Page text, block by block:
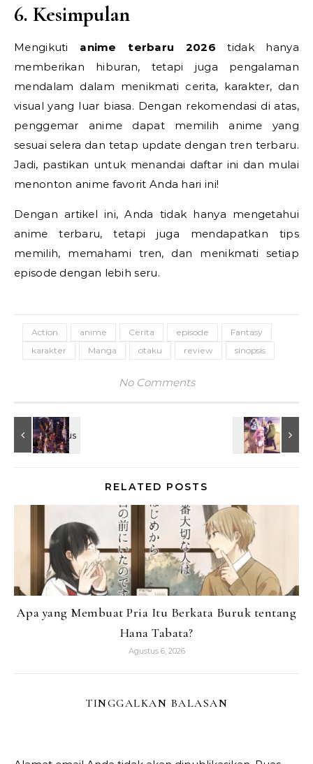
6. Kesimpulan
Mengikuti anime terbaru 2026 tidak hanya
memberikan hiburan, tetapi juga pengalaman
mendalam dalam menikmati cerita, karakter, dan
visual yang luar biasa. Dengan rekomendasi di atas,
penggemar anime dapat memilih anime yang
sesuai selera dan tetap update dengan tren terbaru.
Jadi, pastikan untuk menandai daftar ini dan mulai
menonton anime favorit Anda hari ini!
Dengan artikel ini, Anda tidak hanya mengetahui
anime terbaru, tetapi juga mendapatkan tips
memilih, memahami tren, dan menikmati setiap
episode dengan lebih seru.
Action anime Cerita episode
Fantasy
karakter
Manga otaku review sinopsis
No Comments
RELATED POSTS
Apa yang Membuat Pria Itu Berkata Buruk tentang
Hana Tabata?
Agustus 6, 2026
TINGGALKAN BALASAN